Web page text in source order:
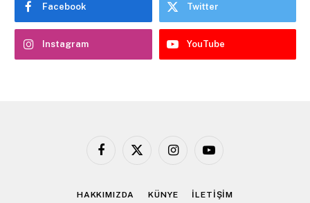
Facebook Twitter
Instagram YouTube
Facebook
X
InstagramYouTube
HAKKIMIZDA KÜNYE İLETİŞİM